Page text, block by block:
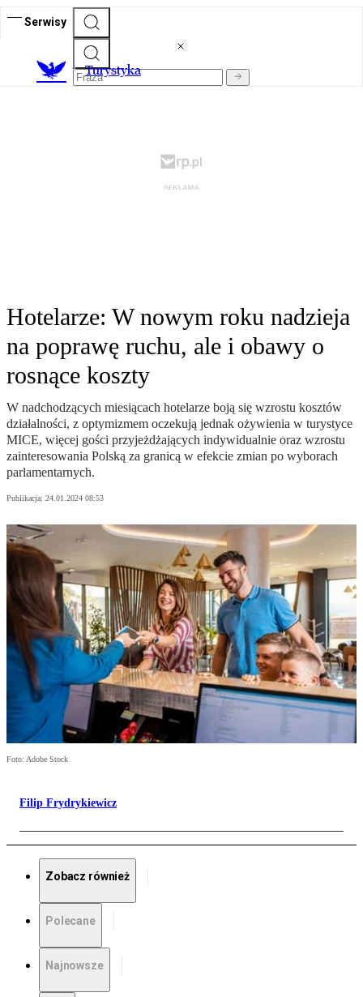
Serwisy
Turystyka
Hotelarze: W nowym roku nadzieja
na poprawę ruchu, ale i obawy o
rosnące koszty
W nadchodzących miesiącach hotelarze boją się wzrostu kosztów
działalności, z optymizmem oczekują jednak ożywienia w turystyce
MICE, więcej gości przyjeżdżających indywidualnie oraz wzrostu
zainteresowania Polską za granicą w efekcie zmian po wyborach
parlamentarnych.
Publikacja: 24.01.2024 08:53
Foto: Adobe Stock
Filip Frydrykiewicz
Zobacz również
Polecane
Najnowsze